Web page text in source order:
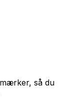
så du